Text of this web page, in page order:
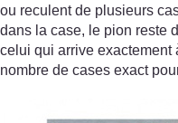
ou reculent de plusieurs
dans la case, le pion reste
celui qui arrive exactement
nombre de cases exact